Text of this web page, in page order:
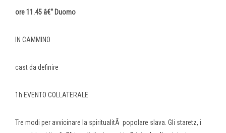
ore 11.45 â€“ Duomo
IN CAMMINO
cast da definire
1h EVENTO COLLATERALE
Tre modi per avvicinare la spiritualitÃ popolare slava. Gli staretz, i